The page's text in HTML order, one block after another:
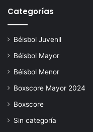
Categorías
Béisbol Juvenil
Béisbol Mayor
Béisbol Menor
Boxscore Mayor 2024
Boxscore
Sin categoría